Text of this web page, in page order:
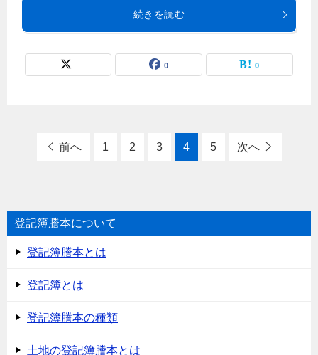
続きを読む
0 0
前へ 1 2 3 4 5 次へ
登記簿謄本について
登記簿謄本とは
登記簿とは
登記簿謄本の種類
土地の登記簿謄本とは